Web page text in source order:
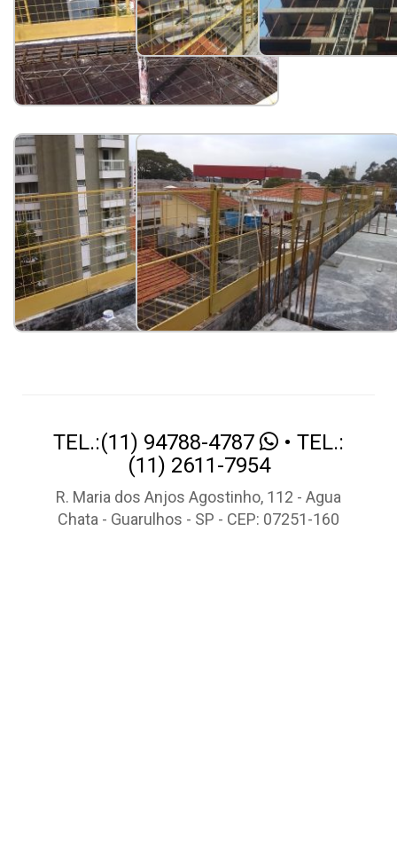
TEL.:(11) 94788-4787
• TEL.:
(11) 2611-7954
R. Maria dos Anjos Agostinho, 112 - Agua
Chata - Guarulhos - SP - CEP: 07251-160